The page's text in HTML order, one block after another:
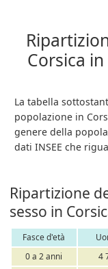
Corsica
La tabella
popolazione in
genere della
dati INSEE che
Ripartizione
sesso in
Fasce d'età
0 a 2 anni
4